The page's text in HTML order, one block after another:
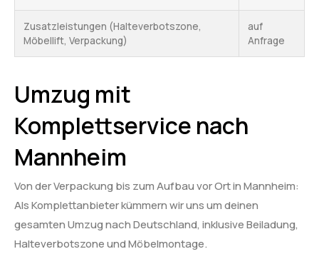
Zusatzleistungen (Halteverbotszone,
Möbellift, Verpackung)
auf
Anfrage
Umzug mit
Komplettservice nach
Mannheim
Von der Verpackung bis zum Aufbau vor Ort in Mannheim:
Als Komplettanbieter kümmern wir uns um deinen
gesamten Umzug nach Deutschland, inklusive Beiladung,
Halteverbotszone und Möbelmontage.